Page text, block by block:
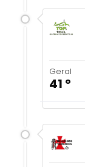
Geral
41 º